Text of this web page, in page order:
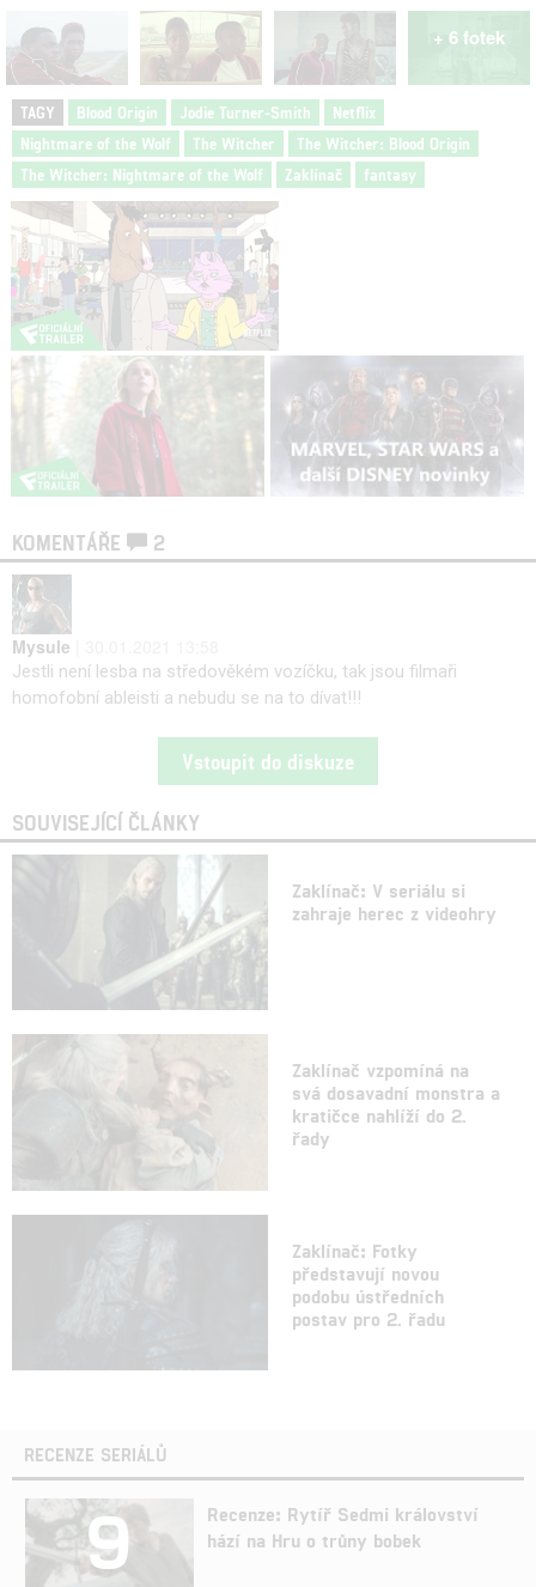
+ 6 fotek
TAGY Blood Origin Jodie Turner-Smith
Netflix
Nightmare of the Wolf
The Witcher
The Witcher: Blood Origin
The Witcher: Nightmare of the Wolf
Zaklínač fantasy
KOMENTÁŘE 2
Mysule
Jestli není lesba na středověkém vozíčku, tak jsou filmaři
homofobní ableisti a nebudu se na to dívat!!!
Vstoupit do diskuze
SOUVISEJÍCÍ ČLÁNKY
Zaklínač: V seriálu si
zahraje herec z videohry
Zaklínač vzpomíná na
svá dosavadní monstra a
kratičce nahlíží do 2.
řady
Zaklínač: Fotky
představují novou
podobu ústředních
postav pro 2. řadu
RECENZE SERIÁLŮ
9
Recenze: Rytíř Sedmi království
hází na Hru o trůny bobek